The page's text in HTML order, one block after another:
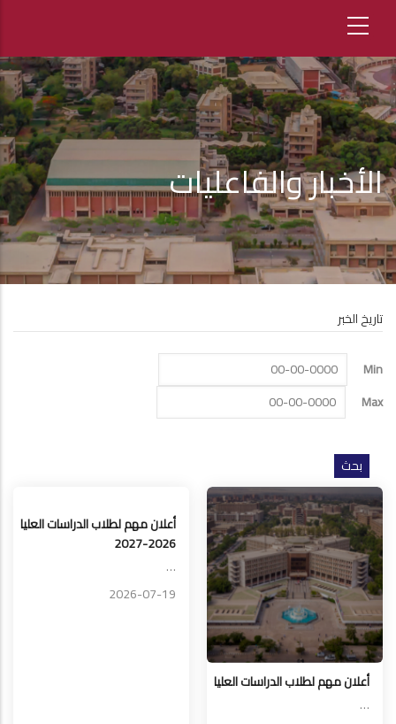
الأخبار والفاعليات
تاريخ الخبر
Min
Max
أعلان مهم لطلاب الدراسات العليا
…
أعلان مهم لطلاب الدراسات العليا
2026-2027
…
2026-07-19